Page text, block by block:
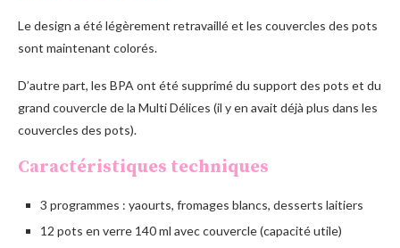
Le design a été légèrement retravaillé et les couvercles des pots
sont maintenant colorés.
D’autre part, les BPA ont été supprimé du support des pots et du
grand couvercle de la Multi Délices (il y en avait déjà plus dans les
couvercles des pots).
Caractéristiques techniques
3 programmes : yaourts, fromages blancs, desserts laitiers
12 pots en verre 140 ml avec couvercle (capacité utile)